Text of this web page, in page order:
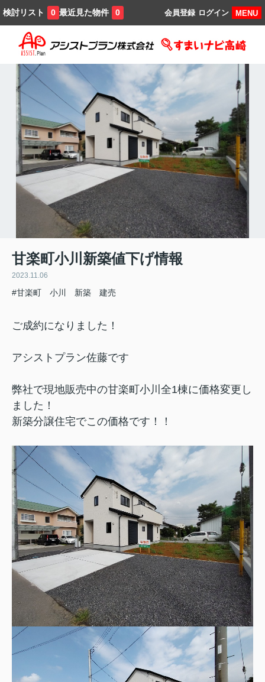
検討リスト 0 最近見た物件 0 MENU
ログイン
会員登録
甘楽町小川新築値下げ情報
2023.11.06
#甘楽町 小川 新築 建売
ご成約になりました！
アシストプラン佐藤です
弊社で現地販売中の甘楽町小川全1棟に価格変更し
ました！
新築分譲住宅でこの価格です！！